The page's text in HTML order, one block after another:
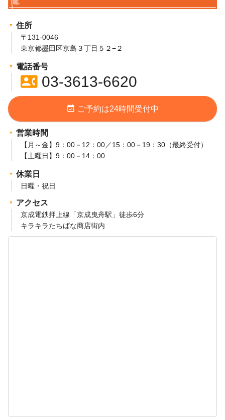
住所
〒131-0046
東京都墨田区京島３丁目５２−２
電話番号
contact_phone03-3613-6620
event_available ご予約は24時間受付中
営業時間
【月～金】9：00－12：00／15：00－19：30（最終受付）
【土曜日】9：00－14：00
休業日
日曜・祝日
アクセス
京成電鉄押上線「京成曳舟駅」徒歩6分
キラキラたちばな商店街内